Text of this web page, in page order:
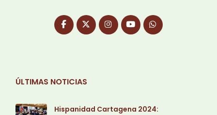
ÚLTIMAS NOTICIAS
Hispanidad Cartagena 2024: